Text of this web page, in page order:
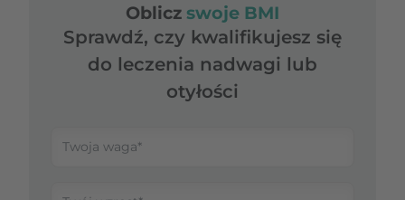
Oblicz swoje BMI
Sprawdź, czy kwalifikujesz się
do leczenia nadwagi lub
otyłości